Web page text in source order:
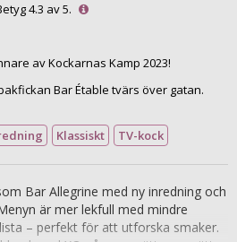
4.3 av 5.
av Kockarnas Kamp 2023!
Bar Étable tvärs över gatan.
Klassiskt TV-kock
Bar Allegrine med ny inredning och
är mer lekfull med mindre
– perfekt för att utforska smaker.